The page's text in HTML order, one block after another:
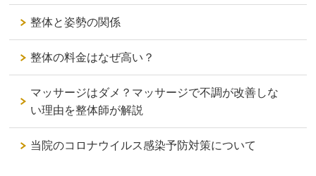
整体と姿勢の関係
整体の料金はなぜ高い？
マッサージはダメ？マッサージで不調が改善しな
い理由を整体師が解説
当院のコロナウイルス感染予防対策について